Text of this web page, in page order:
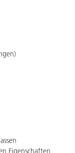
Eigenschaften